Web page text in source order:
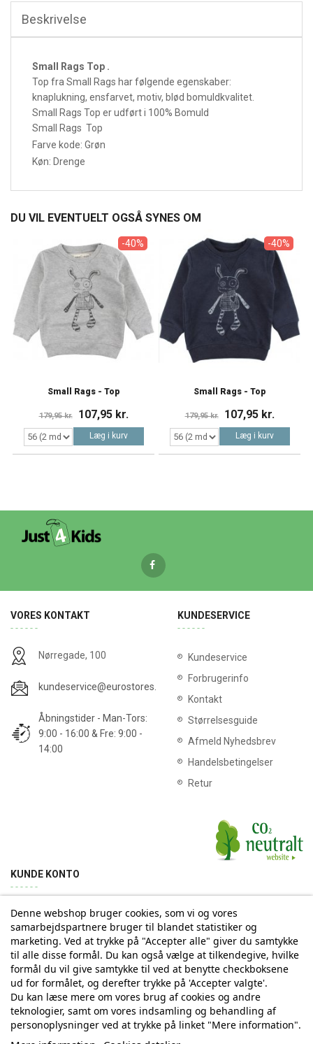
Beskrivelse
Small Rags Top .
Top fra Small Rags har følgende egenskaber:
knaplukning, ensfarvet, motiv, blød bomuldkvalitet.
Small Rags Top er udført i 100% Bomuld
Small Rags Top
Farve kode: Grøn
Køn: Drenge
DU VIL EVENTUELT OGSÅ SYNES OM
-40%
Small Rags - Top
179,95 kr. 107,95 kr.
Læg i kurv
-40%
Small Rags - Top
179,95 kr. 107,95 kr.
Læg i kurv
VORES KONTAKT
Nørregade, 100
kundeservice@eurostores.dk
Åbningstider - Man-Tors:
9:00 - 16:00 & Fre: 9:00 -
14:00
KUNDESERVICE
Kundeservice
Forbrugerinfo
Kontakt
Størrelsesguide
Afmeld Nyhedsbrev
Handelsbetingelser
Retur
KUNDE KONTO
Min konto Ordrehistorik Returnering Adresse
Tilmelding til Nyhedsbrev
Vi deler aldrig din email-adresse med tredjepart
Tilmeld
Denne webshop bruger cookies, som vi og vores
samarbejdspartnere bruger til blandet statistiker og
marketing. Ved at trykke på "Accepter alle" giver du samtykke
til alle disse formål. Du kan også vælge at tilkendegive, hvilke
formål du vil give samtykke til ved at benytte checkboksene
ud for formålet, og derefter trykke på 'Accepter valgte'.
Du kan læse mere om vores brug af cookies og andre
teknologier, samt om vores indsamling og behandling af
personoplysninger ved at trykke på linket "Mere information".